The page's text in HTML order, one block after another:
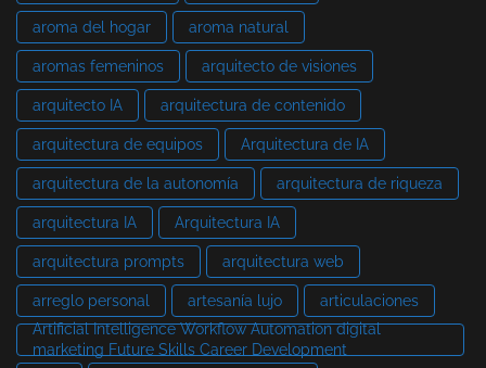
aroma del hogar aroma natural
aromas femeninos arquitecto de visiones
arquitecto IA arquitectura de contenido
arquitectura de equipos Arquitectura de IA
arquitectura de la autonomía arquitectura de riqueza
arquitectura IA Arquitectura IA
arquitectura prompts arquitectura web
arreglo personal artesanía lujo
articulaciones
Artificial Intelligence Workflow Automation digital
marketing Future Skills Career Development